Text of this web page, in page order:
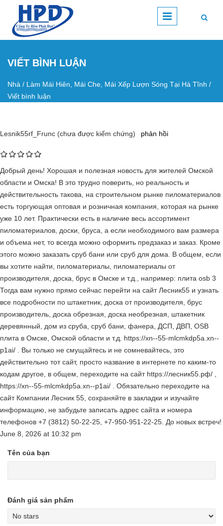
Nhảy đến nội dung
VIẾT BÌNH LUẬN
Bạn đang ở đây
Nhà / Làm Mái Hiên, Mái Che, Mái Xếp Lượn Sóng Tại Hà Tĩnh /
Viết bình luận
Lesnik55rf_Frunc (chưa được kiểm chứng) phản hồi
Добрый день! Хорошая и полезная новость для жителей Омской
области и Омска! В это трудно поверить, но реальность и
действительность такова, на строительном рынке пиломатериалов
есть торгующая оптовая и розничная компания, которая на рынке
уже 10 лет. Практически есть в наличие весь ассортимент
пиломатериалов, доски, бруса, а если необходимого вам размера
и объема нет, то всегда можно оформить предзаказ и заказ. Кроме
этого можно заказать сруб бани или сруб для дома. В общем, если
вы хотите найти, пиломатериалы, пиломатериалы от
производителя, доска, брус в Омске и т.д., например: плита osb 3
Тогда вам нужно прямо сейчас перейти на сайт Лесник55 и узнать
все подробности по штакетник, доска от производителя, брус
производитель, доска обрезная, доска необрезная, штакетник
деревянный, дом из сруба, сруб бани, фанера, ДСП, ДВП, OSB
плита в Омске, Омской области и т.д. https://xn--55-mlcmkdp5a.xn--
p1ai/ . Вы только не смущайтесь и не сомневайтесь, это
действительно тот сайт, просто название в интернете по каким-то
кодам другое, в общем, переходите на сайт https://лесник55.рф/ ,
https://xn--55-mlcmkdp5a.xn--p1ai/ . Обязательно переходите на
сайт Компании Лесник 55, сохраняйте в закладки и изучайте
информацию, не забудьте записать адрес сайта и номера
телефонов +7 (3812) 50-22-25, +7-950-951-22-25. До новых встреч!
June 8, 2026 at 10:32 pm
Tên của bạn
Đánh giá sản phẩm